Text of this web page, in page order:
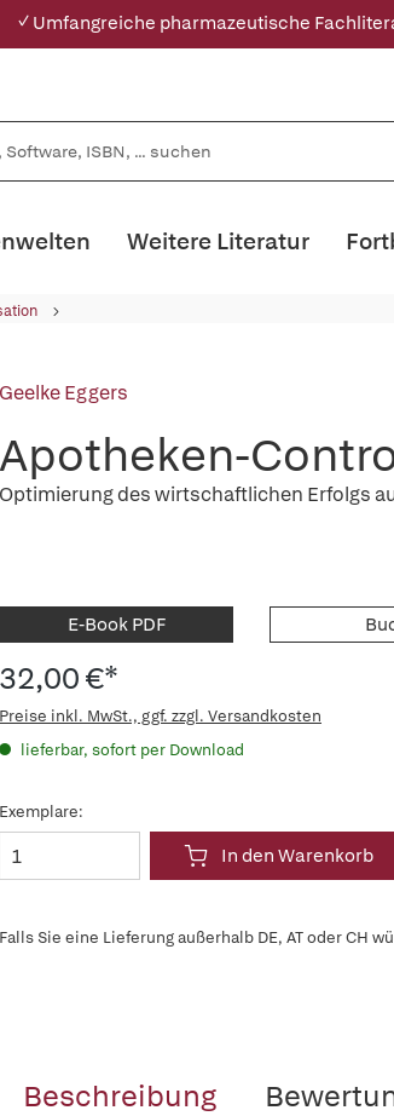
✓ Umfangreiche pharmazeutische
Weitere Literatur
Geelke Eggers
Apotheken-
Optimierung des wirtschaftlichen Erfolgs
E-Book PDF
32,00 €*
Preise inkl. MwSt., ggf. zzgl. Versandkosten
lieferbar, sofort per Download
Exemplare:
In den Warenkorb
Falls Sie eine Lieferung außerhalb DE, AT oder CH
Beschreibung